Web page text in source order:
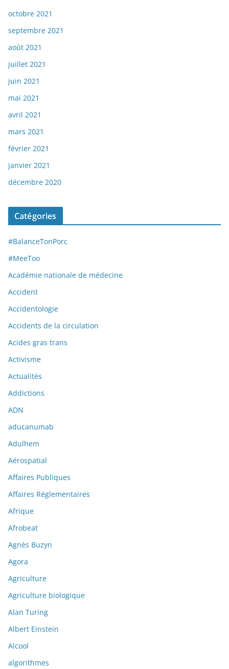
octobre 2021
septembre 2021
août 2021
juillet 2021
juin 2021
mai 2021
avril 2021
mars 2021
février 2021
janvier 2021
décembre 2020
Catégories
#BalanceTonPorc
#MeeToo
Académie nationale de médecine
Accident
Accidentologie
Accidents de la circulation
Acides gras trans
Activisme
Actualités
Addictions
ADN
aducanumab
Adulhem
Aérospatial
Affaires Publiques
Affaires Réglementaires
Afrique
Afrobeat
Agnès Buzyn
Agora
Agriculture
Agriculture biologique
Alan Turing
Albert Einstein
Alcool
algorithmes